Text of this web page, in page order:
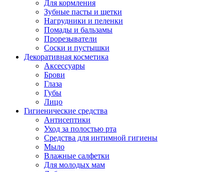
Для кормления
Зубные пасты и щетки
Нагрудники и пеленки
Помады и бальзамы
Прорезыватели
Соски и пустышки
Декоративная косметика
Аксессуары
Брови
Глаза
Губы
Лицо
Гигиенические средства
Антисептики
Уход за полостью рта
Средства для интимной гигиены
Мыло
Влажные салфетки
Для молодых мам